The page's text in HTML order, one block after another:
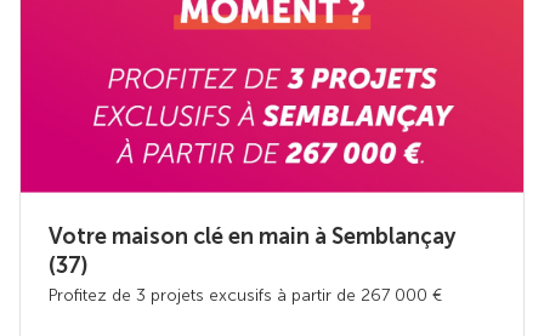
Votre maison clé en main à Semblançay
(37)
Profitez de 3 projets excusifs à partir de 267 000 €